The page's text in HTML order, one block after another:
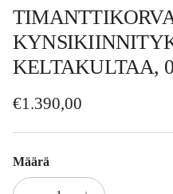
KELTAKULTAA,
Normaalihinta
€1.390,00
Määrä